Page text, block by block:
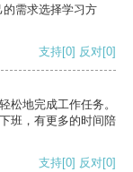
需求选择学习方
支持[0] 反对[0]
松地完成工作任务。
班，有更多的时间陪
支持[0] 反对[0]